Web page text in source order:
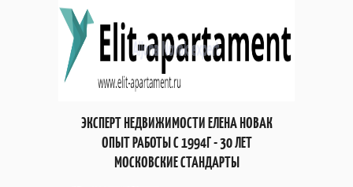
ЭКСПЕРТ НЕДВИЖИМОСТИ ЕЛЕНА НОВАК
ОПЫТ РАБОТЫ С 1994Г - 30 ЛЕТ
МОСКОВСКИЕ СТАНДАРТЫ